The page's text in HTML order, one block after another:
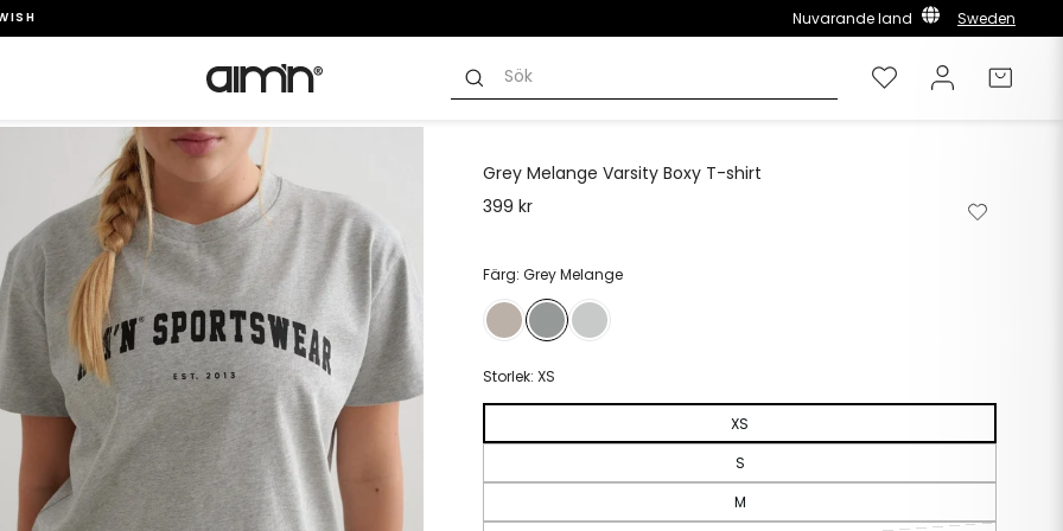
Nuvarande land Sweden
ÖnskelistaLogga in
Grey Melange Varsity Boxy T-shirt
399 kr
Lägg
Färg: Grey Melange
Storlek:XS
XS
S
M